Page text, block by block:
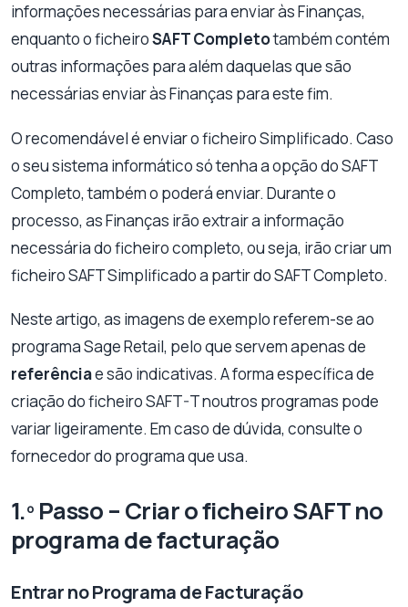
informações necessárias para enviar às Finanças,
enquanto o ficheiroSAFT Completotambém contém
outras informações para além daquelas que são
necessárias enviar às Finanças para este fim.
O recomendável é enviar o ficheiro Simplificado. Caso
o seu sistema informático só tenha a opção do SAFT
Completo, também o poderá enviar. Durante o
processo, as Finanças irão extrair a informação
necessária do ficheiro completo, ou seja, irão criar um
ficheiro SAFT Simplificado a partir do SAFT Completo.
Neste artigo, as imagens de exemplo referem-se ao
programa Sage Retail, pelo que servem apenas de
referênciae são indicativas. A forma específica de
criação do ficheiro SAFT-T noutros programas pode
variar ligeiramente. Em caso de dúvida, consulte o
fornecedor do programa que usa.
1.º Passo – Criar o ficheiro SAFT no
programa de facturação
Entrar no Programa de Facturação